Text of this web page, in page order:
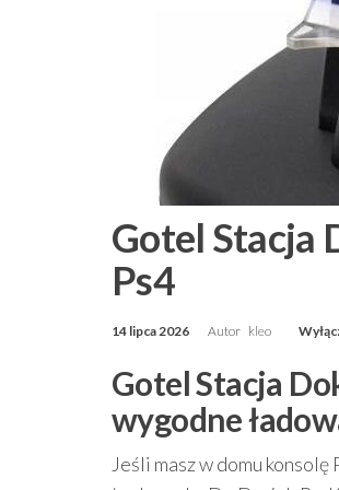
Gotel Stacja
Ps4
14 lipca 2026 Autor kleo
Gotel Stacja
wygodne
Jeśli masz w domu